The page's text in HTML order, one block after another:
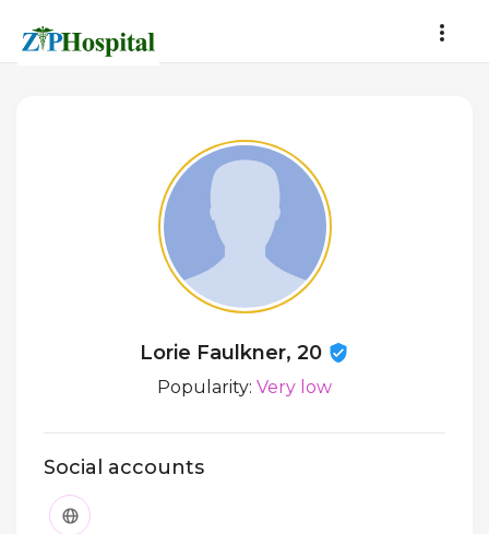
Lorie Faulkner, 20
Popularity: Very low
Social accounts